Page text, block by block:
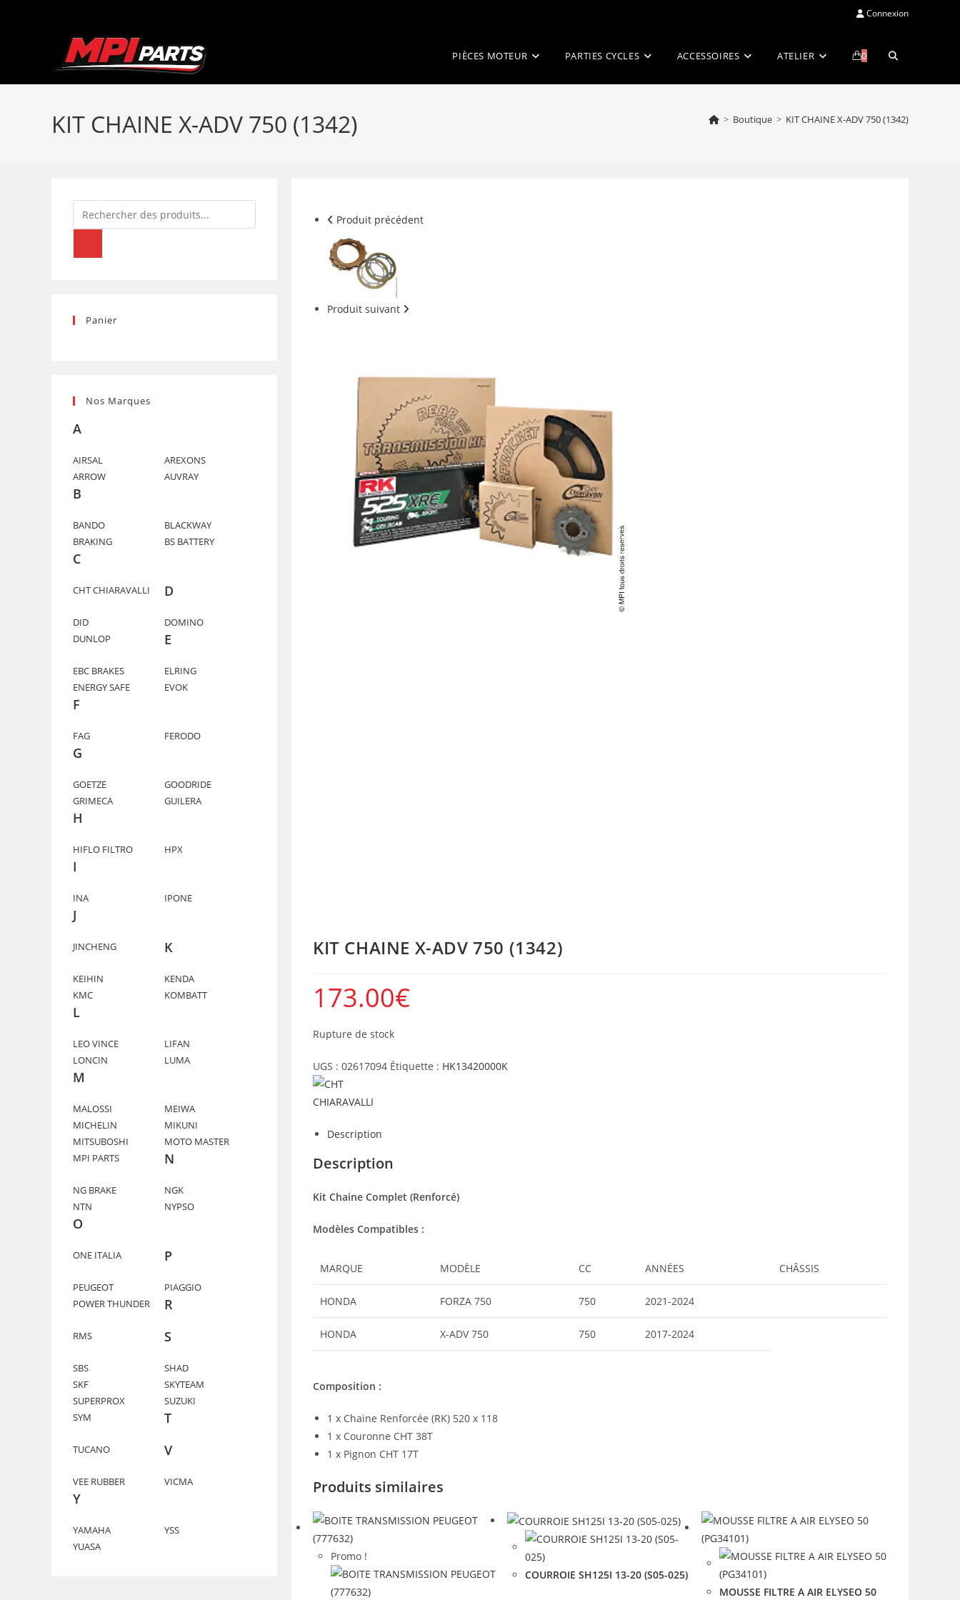
Connexion
PIÈCES MOTEUR PARTIES CYCLES ACCESSOIRES ATELIER 0 Toggle
KIT CHAINE X-ADV 750 (1342) > Boutique > KIT CHAINE X-ADV 750 (1342)
Produit précédent
Produit suivant
KIT CHAINE X-ADV 750 (1342)
173.00€
Rupture de stock
UGS : 02617094 Étiquette : HK13420000K
Description
Description
Kit Chaine Complet (Renforcé)
Modèles Compatibles :
MARQUE MODÈLE CC ANNÉES CHÂSSIS
HONDA FORZA 750 750 2021-2024
HONDA X-ADV 750 750 2017-2024
Composition :
1 x Chaine Renforcée (RK) 520 x 118
1 x Couronne CHT 38T
1 x Pignon CHT 17T
Produits similaires
Promo !
COURROIE SH125I 13-20 (S05-025)
MOUSSE FILTRE A AIR ELYSEO 50
Recherche
de
Panier
Nos Marques
A
AIRSAL
AREXONS
ARROW
AUVRAY
B
BANDO
BLACKWAY
BRAKING
BS BATTERY
C
CHT CHIARAVALLI D
DID
DOMINO
DUNLOP
E
EBC BRAKES
ELRING
ENERGY SAFE
EVOK
F
FAG FERODO
G
GOETZE
GOODRIDE
GRIMECA
GUILERA
H
HIFLO FILTRO HPX
I
INA IPONE
J
JINCHENG K
KEIHIN
KENDA
KMC
KOMBATT
L
LEO VINCE
LIFAN
LONCIN
LUMA
M
MALOSSI
MEIWA
MICHELIN
MIKUNI
MITSUBOSHI
MOTO MASTER
MPI PARTS
N
NG BRAKE
NGK
NTN
NYPSO
O
ONE ITALIA P
PEUGEOT
PIAGGIO
POWER THUNDER
R
RMS S
SBS
SHAD
SKF
SKYTEAM
SUPERPROX
SUZUKI
SYM
T
TUCANO V
VEE RUBBER VICMA
Y
YAMAHA
YSS
YUASA